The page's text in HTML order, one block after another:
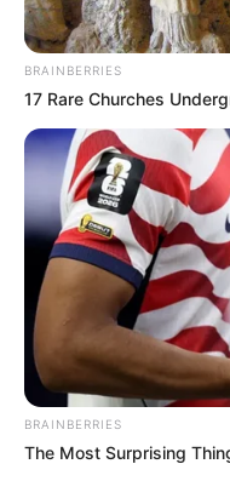
BRAINBERRIES
17 Rare Churches
BRAINBERRIES
The Most Surprising